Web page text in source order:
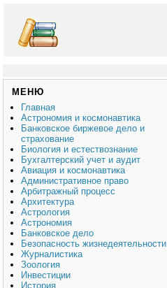
МЕНЮ
Главная
Астрономия и космонавтика
Банковское биржевое дело и
страхование
Биология и естествознание
Бухгалтерский учет и аудит
Авиация и космонавтика
Административное право
Арбитражный процесс
Архитектура
Астрология
Астрономия
Банковское дело
Безопасность жизнедеятельности
Журналистика
Зоология
Инвестиции
История